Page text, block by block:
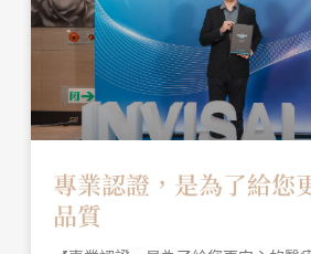
專業認證，是為了給您
品質